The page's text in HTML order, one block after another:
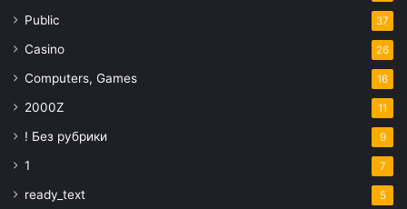
Public 37
Casino 26
Computers, Games 16
2000Z 11
! Без рубрики 9
1 7
ready_text 5